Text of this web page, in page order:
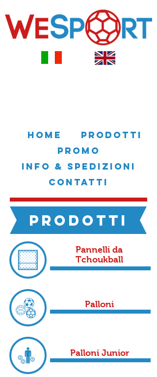
HOME
PRODOTTI
PROMO
INFO & SPEDIZIONI
CONTATTI
prodotti
Pannelli da
Tchoukball
Palloni
Palloni Junior